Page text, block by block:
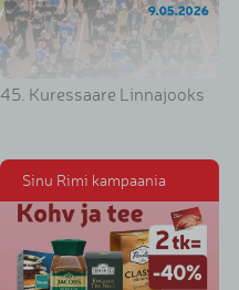
45. Kuressaare Linnajooks
Sinu Rimi kampaania